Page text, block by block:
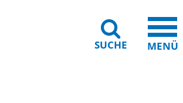
SUCHE MENÜ